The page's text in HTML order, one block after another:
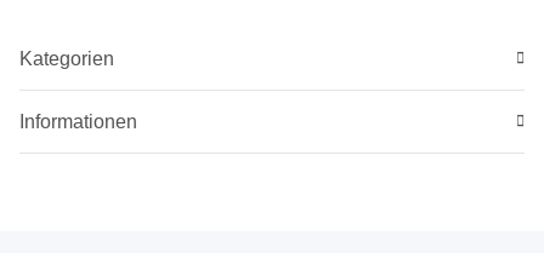
Kategorien
Informationen